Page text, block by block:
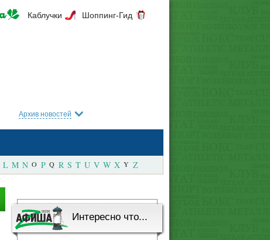
Каблучки Шоппинг-Гид
Архив новостей
L M N O P Q R S T U V W X Y Z
Интересно что...